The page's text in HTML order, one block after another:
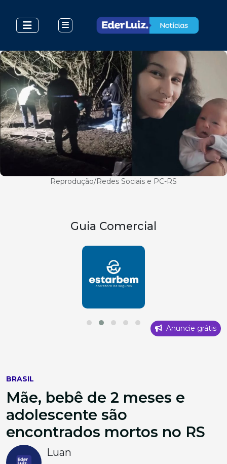
Reprodução/Redes Sociais e PC-RS
Guia Comercial
Anuncie grátis
BRASIL
Mãe, bebê de 2 meses e
adolescente são
encontrados mortos no RS
Luan